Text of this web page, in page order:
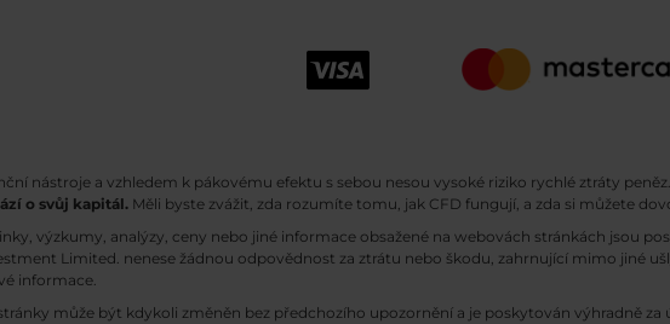
nástroje a vzhledem k pákovému efektu s sebou nesou vysoké riziko rychlé ztráty peněz.
o svůj kapitál. Měli byste zvážit, zda rozumíte tomu, jak CFD fungují, a zda si můžete
výzkumy, analýzy, ceny nebo jiné informace obsažené na webovách stránkách jsou
Limited. nenese žádnou odpovědnost za ztrátu nebo škodu, zahrnující mimo jiné
informace.
může být kdykoli změněn bez předchozího upozornění a je poskytován výhradně